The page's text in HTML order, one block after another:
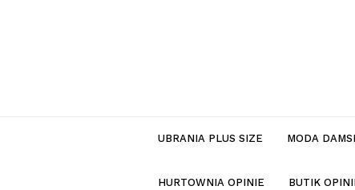
UBRANIA PLUS SIZE MODA
HURTOWNIA OPINIE BUTIK